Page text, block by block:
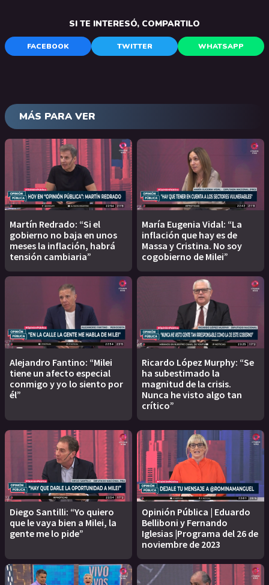
SI TE INTERESÓ, COMPARTILO
FACEBOOK TWITTER WHATSAPP
MÁS PARA VER
Martín Redrado: “Si el
gobierno no baja en unos
meses la inflación, habrá
tensión cambiaria”
María Eugenia Vidal: “La
inflación que hay es de
Massa y Cristina. No soy
cogobierno de Milei”
Alejandro Fantino: “Milei
tiene un afecto especial
conmigo y yo lo siento por
él”
Ricardo López Murphy: “Se
ha subestimado la
magnitud de la crisis.
Nunca he visto algo tan
crítico”
Diego Santilli: “Yo quiero
que le vaya bien a Milei, la
gente me lo pide”
Opinión Pública | Eduardo
Belliboni y Fernando
Iglesias |Programa del 26 de
noviembre de 2023